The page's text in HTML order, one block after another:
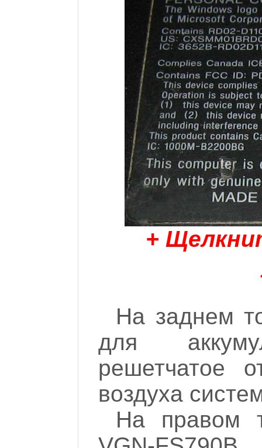
+
На заднем
для
решетчатое
воздуха
На правом